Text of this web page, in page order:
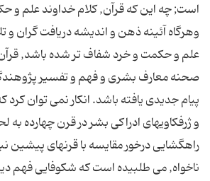
است; چه این كه قرآن, كلام خداوند علم و
وهرگاه آئینه ذهن و اندیشه دریافت گران و
علم و حكمت و خرد شفاف تر شده باشد,
صحنه معارف بشرى و فهم و تفسیر
پیام جدیدى یافته باشد. انكار نمى توان
و ژرفكاویهاى ادراكى بشر در قرن چهارده به
راهگشایى درخور مقایسه با قرنهاى پیشین
ناخواه, مى طلبیده است كه شكوفایى فهم